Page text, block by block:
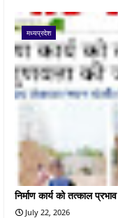
मध्यप्रदेश
निर्माण कार्य को तत्काल
July 22, 2026